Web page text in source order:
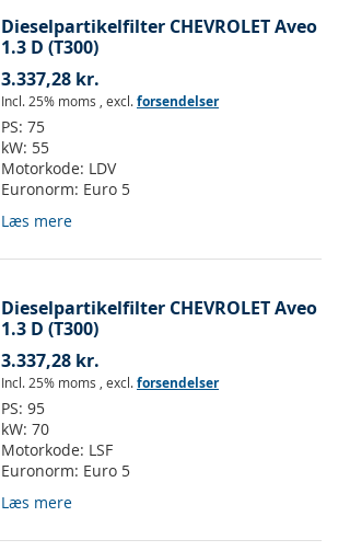
Dieselpartikelfilter CHEVROLET Aveo
1.3 D (T300)
3.337,28 kr.
Incl. 25% moms , excl.forsendelser
PS: 75
kW: 55
Motorkode: LDV
Euronorm: Euro 5
Læs mere
Dieselpartikelfilter CHEVROLET Aveo
1.3 D (T300)
3.337,28 kr.
Incl. 25% moms , excl.forsendelser
PS: 95
kW: 70
Motorkode: LSF
Euronorm: Euro 5
Læs mere